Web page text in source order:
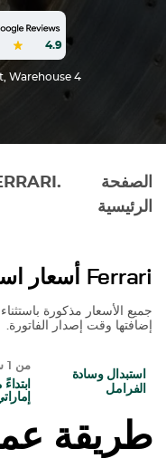
4.9
Warehouse 4
الصفحة
الرئيسية
.
Ferrari أسعار
إضافتها وقت إصدار الفاتورة.
استبدال وسادة
الفرامل
من 1 ساعة
طريقة